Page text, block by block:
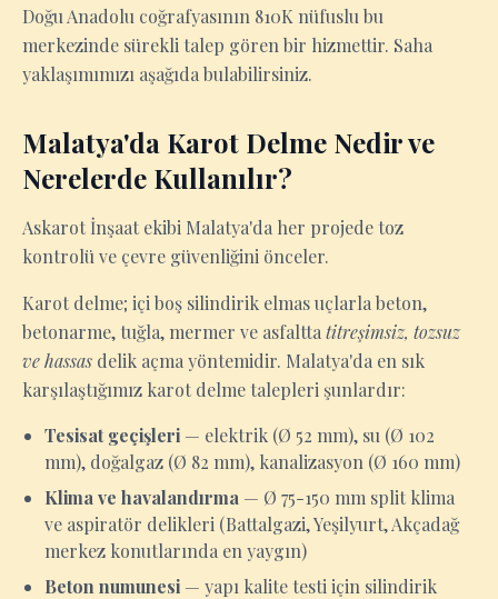
Doğu Anadolu coğrafyasının 810K nüfuslu bu
merkezinde sürekli talep gören bir hizmettir. Saha
yaklaşımımızı aşağıda bulabilirsiniz.
Malatya'da Karot Delme Nedir ve
Nerelerde Kullanılır?
Askarot İnşaat ekibi Malatya'da her projede toz
kontrolü ve çevre güvenliğini önceler.
Karot delme; içi boş silindirik elmas uçlarla beton,
betonarme, tuğla, mermer ve asfaltta titreşimsiz, tozsuz
ve hassas delik açma yöntemidir. Malatya'da en sık
karşılaştığımız karot delme talepleri şunlardır:
Tesisat geçişleri — elektrik (Ø 52 mm), su (Ø 102
mm), doğalgaz (Ø 82 mm), kanalizasyon (Ø 160 mm)
Klima ve havalandırma — Ø 75-150 mm split klima
ve aspiratör delikleri (Battalgazi, Yeşilyurt, Akçadağ
merkez konutlarında en yaygın)
Beton numunesi — yapı kalite testi için silindirik